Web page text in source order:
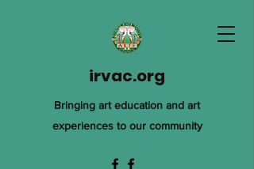
irvac.org
Bringing art education and art
experiences to our community